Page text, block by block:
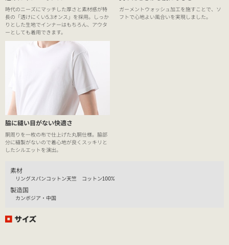
時代のニーズにマッチした厚さと素材感が特
長の「透けにくい5.3オンス」を採用。しっか
りとした生地でインナーはもちろん、アウタ
ーとしても着用できます。
ガーメントウォッシュ加工を施すことで、ソ
フトで心地よい風合いを実現しました。
脇に縫い目がない快適さ
胴周りを一枚の布で仕上げた丸胴仕様。脇部
分に縫製がないので着心地が良くスッキリと
したシルエットを演出。
素材
リングスパンコットン天竺 コットン100%
製造国
カンボジア・中国